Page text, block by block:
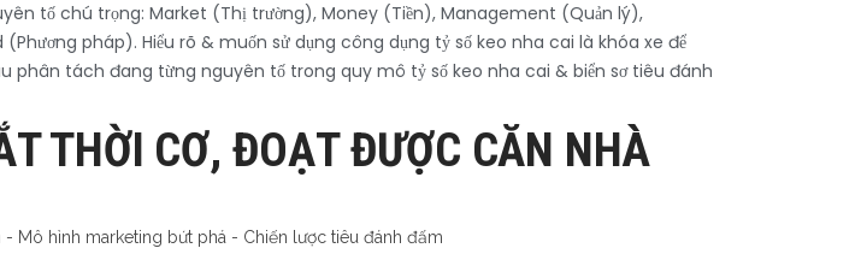
tố chú trọng: Market (Thị trường), Money (Tiền), Management (Quản lý),
pháp). Hiểu rõ & muốn sử dụng công dụng tỷ số keo nha cai là khóa xe để
phân tách đang từng nguyên tố trong quy mô tỷ số keo nha cai & biển sơ tiêu đánh
THỜI CƠ, ĐOẠT ĐƯỢC CĂN NHÀ